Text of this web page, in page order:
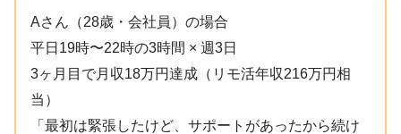
Aさん（28歳・会社員）の場合
平日19時〜22時の3時間 × 週3日
3ヶ月目で月収18万円達成（リモ活年収216万円相
当）
「最初は緊張したけど、サポートがあったから続け